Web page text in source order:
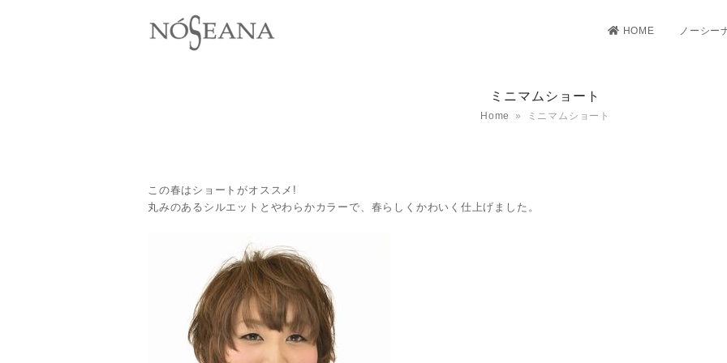
HOME ノーシー
ミニマムショート
Home » ミニマムショート
この春はショートがオススメ!
丸みのあるシルエットとやわらかカラーで、春らしくかわいく仕上げました。